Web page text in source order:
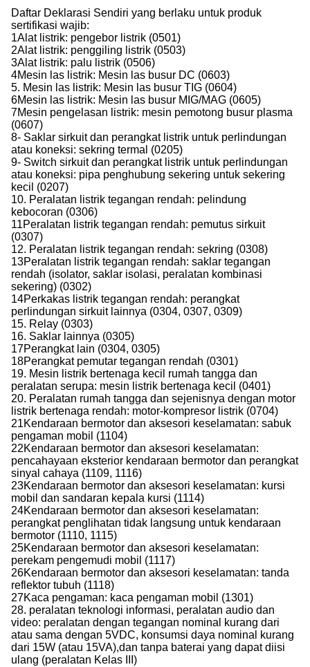
Daftar Deklarasi Sendiri yang berlaku untuk produk
sertifikasi wajib:
1Alat listrik: pengebor listrik (0501)
2Alat listrik: penggiling listrik (0503)
3Alat listrik: palu listrik (0506)
4Mesin las listrik: Mesin las busur DC (0603)
5. Mesin las listrik: Mesin las busur TIG (0604)
6Mesin las listrik: Mesin las busur MIG/MAG (0605)
7Mesin pengelasan listrik: mesin pemotong busur plasma
(0607)
8- Saklar sirkuit dan perangkat listrik untuk perlindungan
atau koneksi: sekring termal (0205)
9- Switch sirkuit dan perangkat listrik untuk perlindungan
atau koneksi: pipa penghubung sekering untuk sekering
kecil (0207)
10. Peralatan listrik tegangan rendah: pelindung
kebocoran (0306)
11Peralatan listrik tegangan rendah: pemutus sirkuit
(0307)
12. Peralatan listrik tegangan rendah: sekring (0308)
13Peralatan listrik tegangan rendah: saklar tegangan
rendah (isolator, saklar isolasi, peralatan kombinasi
sekering) (0302)
14Perkakas listrik tegangan rendah: perangkat
perlindungan sirkuit lainnya (0304, 0307, 0309)
15. Relay (0303)
16. Saklar lainnya (0305)
17Perangkat lain (0304, 0305)
18Perangkat pemutar tegangan rendah (0301)
19. Mesin listrik bertenaga kecil rumah tangga dan
peralatan serupa: mesin listrik bertenaga kecil (0401)
20. Peralatan rumah tangga dan sejenisnya dengan motor
listrik bertenaga rendah: motor-kompresor listrik (0704)
21Kendaraan bermotor dan aksesori keselamatan: sabuk
pengaman mobil (1104)
22Kendaraan bermotor dan aksesori keselamatan:
pencahayaan eksterior kendaraan bermotor dan perangkat
sinyal cahaya (1109, 1116)
23Kendaraan bermotor dan aksesori keselamatan: kursi
mobil dan sandaran kepala kursi (1114)
24Kendaraan bermotor dan aksesori keselamatan:
perangkat penglihatan tidak langsung untuk kendaraan
bermotor (1110, 1115)
25Kendaraan bermotor dan aksesori keselamatan:
perekam pengemudi mobil (1117)
26Kendaraan bermotor dan aksesori keselamatan: tanda
reflektor tubuh (1118)
27Kaca pengaman: kaca pengaman mobil (1301)
28. peralatan teknologi informasi, peralatan audio dan
video: peralatan dengan tegangan nominal kurang dari
atau sama dengan 5VDC, konsumsi daya nominal kurang
dari 15W (atau 15VA),dan tanpa baterai yang dapat diisi
ulang (peralatan Kelas III)